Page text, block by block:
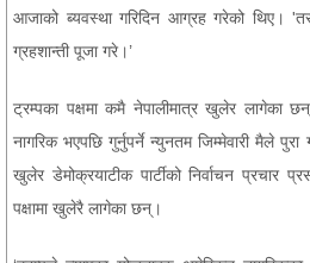
आजाको ब्यवस्था गरिदिन आग्रह गरेको थिए।
ग्रहशान्ती पूजा गरे।’
ट्रम्पका पक्षमा कमै नेपालीमात्र खुलेर लागेका
नागरिक भएपछि गुर्नुपर्ने न्युनतम जिम्मेवारी मैले
खुलेर डेमोक्रयाटीक पार्टीको निर्वाचन प्रचार
पक्षामा खुलेरै लागेका छन्।